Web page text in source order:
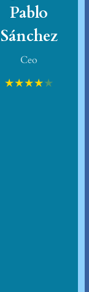
Pablo
Sánchez
Ceo
★★★★★